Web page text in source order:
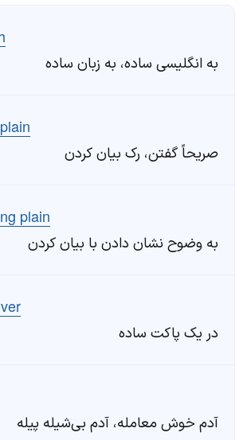
به انگلیسی ساده، به زبان ساده
صریحاً گفتن، رک بیان کردن
plain
به وضوح نشان دادن با بیان کردن
در یک پاکت ساده
آدم خوش معامله، آدم بی‌شیله پیله